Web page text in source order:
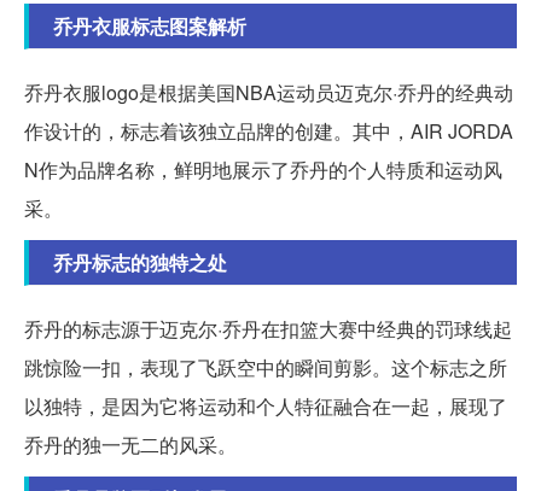
乔丹衣服标志图案解析
乔丹衣服logo是根据美国NBA运动员迈克尔·乔丹的经典动
作设计的，标志着该独立品牌的创建。其中，AIR JORDA
N作为品牌名称，鲜明地展示了乔丹的个人特质和运动风
采。
乔丹标志的独特之处
乔丹的标志源于迈克尔·乔丹在扣篮大赛中经典的罚球线起
跳惊险一扣，表现了飞跃空中的瞬间剪影。这个标志之所
以独特，是因为它将运动和个人特征融合在一起，展现了
乔丹的独一无二的风采。